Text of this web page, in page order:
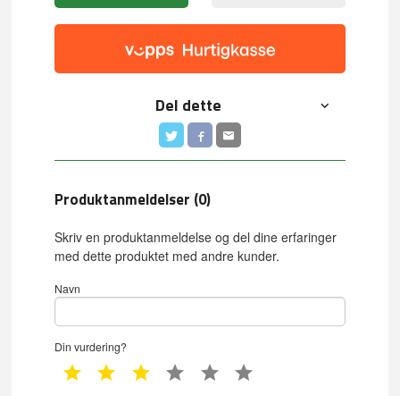
Del dette
Produktanmeldelser (0)
Skriv en produktanmeldelse og del dine erfaringer
med dette produktet med andre kunder.
Navn
Din vurdering?
1 star 2 star 3 star 4 star 5 star